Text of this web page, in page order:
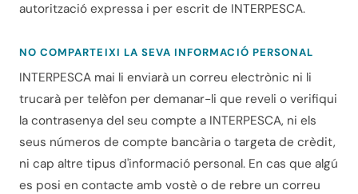
autorització expressa i per escrit de INTERPESCA.
NO COMPARTEIXI LA SEVA INFORMACIÓ PERSONAL
INTERPESCA mai li enviarà un correu electrònic ni li
trucarà per telèfon per demanar-li que reveli o verifiqui
la contrasenya del seu compte a INTERPESCA, ni els
seus números de compte bancària o targeta de crèdit,
ni cap altre tipus d'informació personal. En cas que algú
es posi en contacte amb vostè o de rebre un correu